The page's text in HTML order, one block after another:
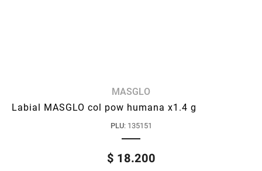
MASGLO
Labial MASGLO col pow humana x1.4 g
PLU: 135151
$ 18.200